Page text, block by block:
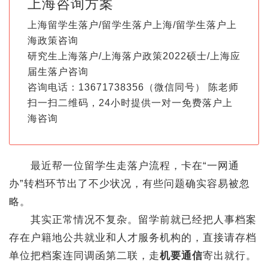
上海咨询方案
上海留学生落户/留学生落户上海/留学生落户上
海政策咨询
研究生上海落户/上海落户政策2022硕士/上海应
届生落户咨询
咨询电话：13671738356（微信同号） 陈老师
扫一扫二维码，24小时提供一对一免费落户上
海咨询
最近帮一位留学生走落户流程，卡在“一网通
办”转档环节出了不少状况，有些问题确实容易被忽
略。
其实正常情况不复杂。留学前就已经把人事档案
存在户籍地公共就业和人才服务机构的，直接请存档
单位把档案连同调函第二联，走机要通信寄出就行。